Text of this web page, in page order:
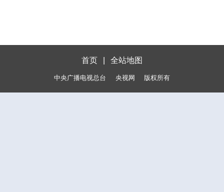
首页 全站地图
中央广播电视总台 央视网 版权所有